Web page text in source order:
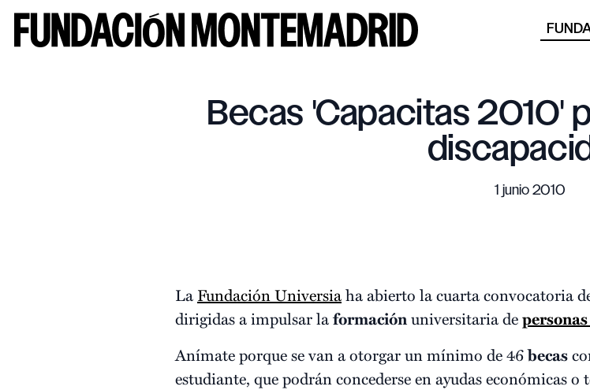
Becas 'Capacitas 2010'
1 junio 2010
La Fundación Universiaha abierto la cuarta convocatoria
dirigidas a impulsar laformaciónuniversitaria de
Anímate porque se van a otorgar un mínimo de 46becas
estudiante, que podrán concederse en ayudas económicas o